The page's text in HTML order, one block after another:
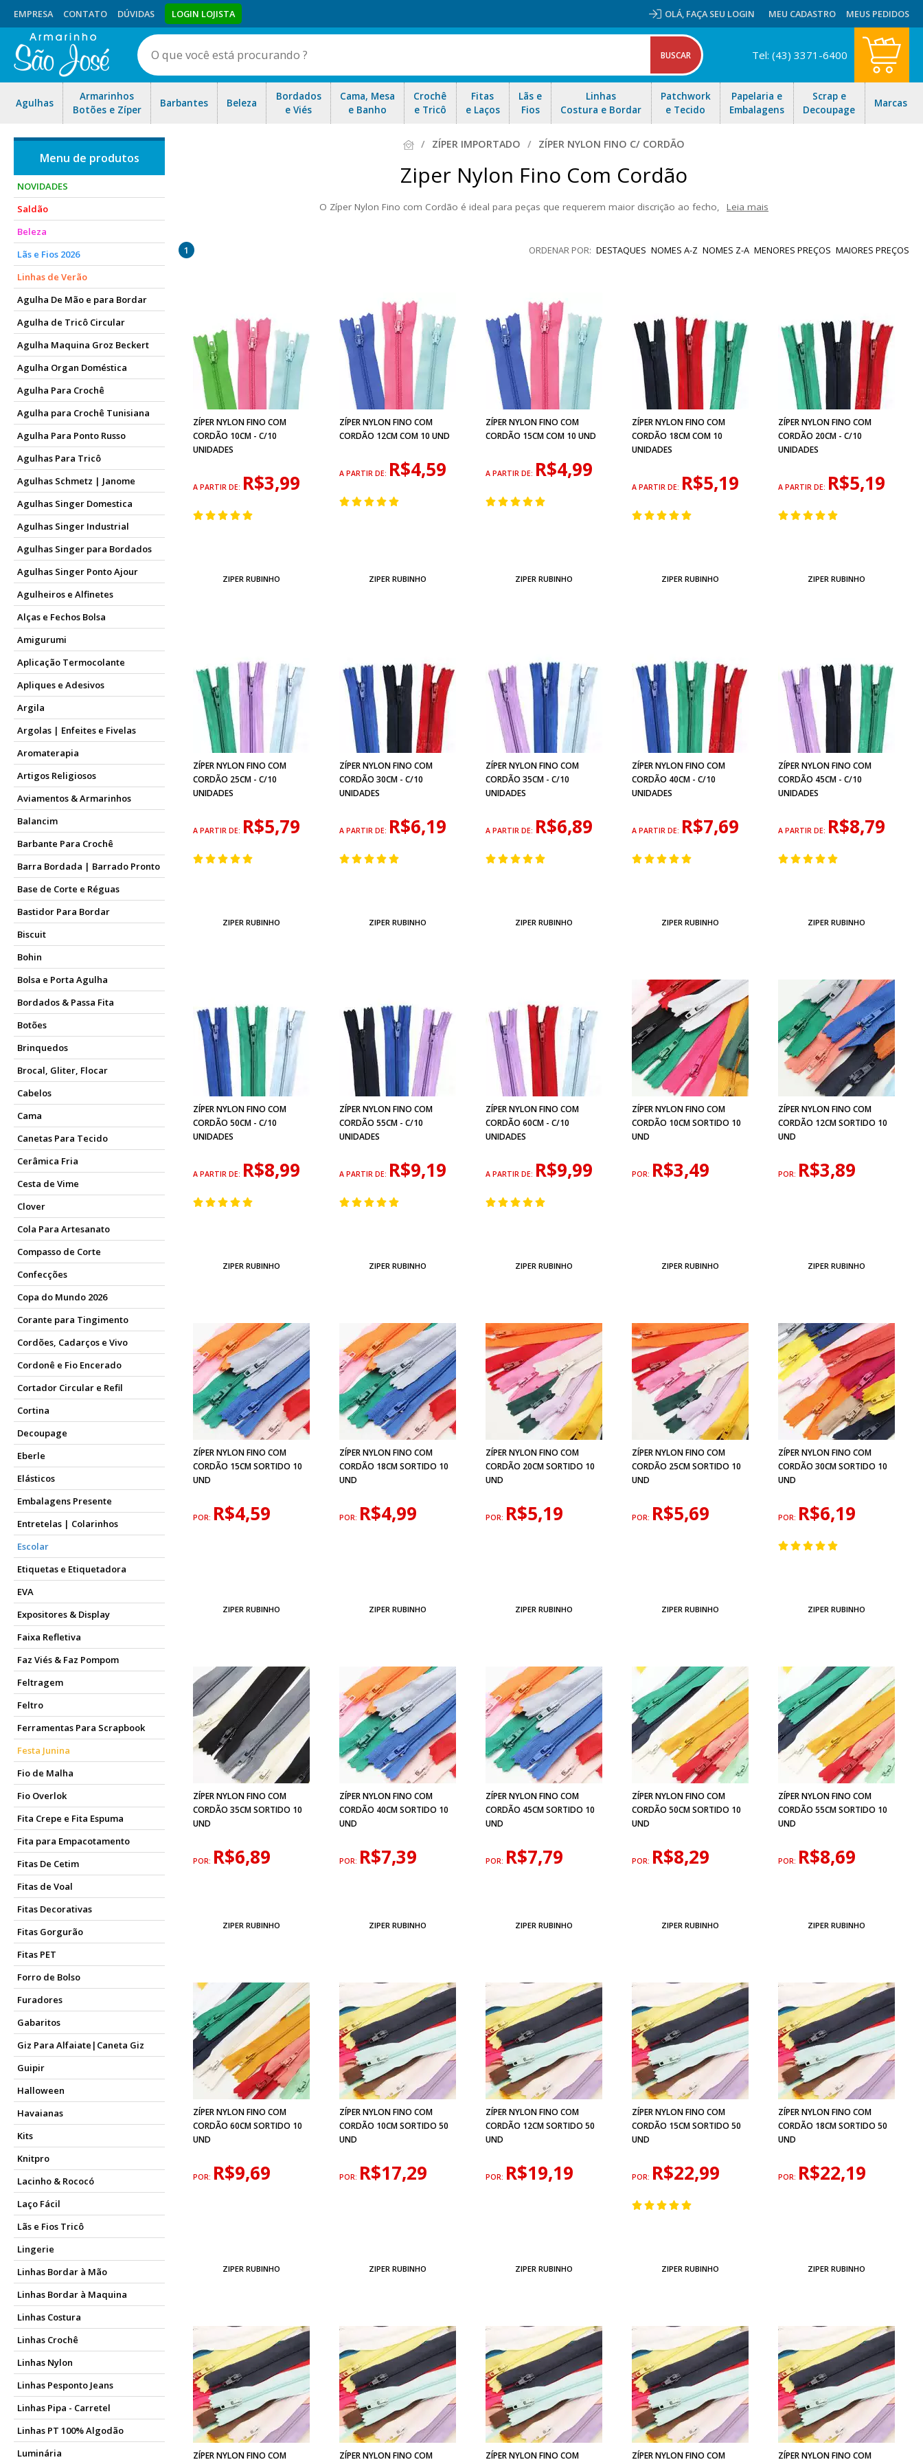
OLÁ, FAÇA SEU LOGIN
EMPRESA CONTATO DÚVIDAS LOGIN LOJISTA MEU CADASTRO MEUS PEDIDOS
Agulhas
Armarinhos
Botões e Zíper
Barbantes Beleza
Bordados
e Viés
Cama, Mesa
e Banho
Crochê
e Tricô
Fitas
e Laços
Lãs e
Fios
Linhas
Costura e Bordar
Patchwork
e Tecido
Papelaria e
Embalagens
Scrap e
Decoupage
Marcas
Tel: (43) 3371-6400
NOVIDADES
Saldão
Beleza
Lãs e Fios 2026
Linhas de Verão
Agulha De Mão e para Bordar
Agulha de Tricô Circular
Agulha Maquina Groz Beckert
Agulha Organ Doméstica
Agulha Para Crochê
Agulha para Crochê Tunisiana
Agulha Para Ponto Russo
Agulhas Para Tricô
Agulhas Schmetz | Janome
Agulhas Singer Domestica
Agulhas Singer Industrial
Agulhas Singer para Bordados
Agulhas Singer Ponto Ajour
Agulheiros e Alfinetes
Alças e Fechos Bolsa
Amigurumi
Aplicação Termocolante
Apliques e Adesivos
Argila
Argolas | Enfeites e Fivelas
Aromaterapia
Artigos Religiosos
Aviamentos & Armarinhos
Balancim
Barbante Para Crochê
Barra Bordada | Barrado Pronto
Base de Corte e Réguas
Bastidor Para Bordar
Biscuit
Bohin
Bolsa e Porta Agulha
Bordados & Passa Fita
Botões
Brinquedos
Brocal, Gliter, Flocar
Cabelos
Cama
Canetas Para Tecido
Cerâmica Fria
Cesta de Vime
Clover
Cola Para Artesanato
Compasso de Corte
Confecções
Copa do Mundo 2026
Corante para Tingimento
Cordões, Cadarços e Vivo
Cordonê e Fio Encerado
Cortador Circular e Refil
Cortina
Decoupage
Eberle
Elásticos
Embalagens Presente
Entretelas | Colarinhos
Escolar
Etiquetas e Etiquetadora
EVA
Expositores & Display
Faixa Refletiva
Faz Viés & Faz Pompom
Feltragem
Feltro
Ferramentas Para Scrapbook
Festa Junina
Fio de Malha
Fio Overlok
Fita Crepe e Fita Espuma
Fita para Empacotamento
Fitas De Cetim
Fitas de Voal
Fitas Decorativas
Fitas Gorgurão
Fitas PET
Forro de Bolso
Furadores
Gabaritos
Giz Para Alfaiate|Caneta Giz
Guipir
Halloween
Havaianas
Kits
Knitpro
Lacinho & Rococó
Laço Fácil
Lãs e Fios Tricô
Lingerie
Linhas Bordar à Mão
Linhas Bordar à Maquina
Linhas Costura
Linhas Crochê
Linhas Nylon
Linhas Pesponto Jeans
Linhas Pipa - Carretel
Linhas PT 100% Algodão
Luminária
ZÍPER IMPORTADO ZÍPER NYLON FINO C/ CORDÃO
Ziper Nylon Fino Com Cordão
O Zíper Nylon Fino com Cordão é ideal para peças que requerem maior discrição ao fecho,
Leia mais
para todo Brasil!
DESTAQUES NOMES A-Z NOMES Z-A MENORES PREÇOS MAIORES PREÇOS
1
ZÍPER NYLON FINO COM
CORDÃO 10CM - C/10
UNIDADES
A PARTIR DE: R$3,99
ZIPER RUBINHO
ZÍPER NYLON FINO COM
CORDÃO 12CM COM 10 UND
A PARTIR DE: R$4,59
ZIPER RUBINHO
ZÍPER NYLON FINO COM
CORDÃO 15CM COM 10 UND
A PARTIR DE: R$4,99
ZIPER RUBINHO
ZÍPER NYLON FINO COM
CORDÃO 18CM COM 10
UNIDADES
A PARTIR DE: R$5,19
ZIPER RUBINHO
ZÍPER NYLON FINO COM
CORDÃO 20CM - C/10
UNIDADES
A PARTIR DE: R$5,19
ZIPER RUBINHO
ZÍPER NYLON FINO COM
CORDÃO 25CM - C/10
UNIDADES
A PARTIR DE: R$5,79
ZIPER RUBINHO
ZÍPER NYLON FINO COM
CORDÃO 30CM - C/10
UNIDADES
A PARTIR DE: R$6,19
ZIPER RUBINHO
ZÍPER NYLON FINO COM
CORDÃO 35CM - C/10
UNIDADES
A PARTIR DE: R$6,89
ZIPER RUBINHO
ZÍPER NYLON FINO COM
CORDÃO 40CM - C/10
UNIDADES
A PARTIR DE: R$7,69
ZIPER RUBINHO
ZÍPER NYLON FINO COM
CORDÃO 45CM - C/10
UNIDADES
A PARTIR DE: R$8,79
ZIPER RUBINHO
ZÍPER NYLON FINO COM
CORDÃO 50CM - C/10
UNIDADES
A PARTIR DE: R$8,99
ZIPER RUBINHO
ZÍPER NYLON FINO COM
CORDÃO 55CM - C/10
UNIDADES
A PARTIR DE: R$9,19
ZIPER RUBINHO
ZÍPER NYLON FINO COM
CORDÃO 60CM - C/10
UNIDADES
A PARTIR DE: R$9,99
ZIPER RUBINHO
ZÍPER NYLON FINO COM
CORDÃO 10CM SORTIDO 10
UND
POR: R$3,49
ZIPER RUBINHO
ZÍPER NYLON FINO COM
CORDÃO 12CM SORTIDO 10
UND
POR: R$3,89
ZIPER RUBINHO
ZÍPER NYLON FINO COM
CORDÃO 15CM SORTIDO 10
UND
POR: R$4,59
ZIPER RUBINHO
ZÍPER NYLON FINO COM
CORDÃO 18CM SORTIDO 10
UND
POR: R$4,99
ZIPER RUBINHO
ZÍPER NYLON FINO COM
CORDÃO 20CM SORTIDO 10
UND
POR: R$5,19
ZIPER RUBINHO
ZÍPER NYLON FINO COM
CORDÃO 25CM SORTIDO 10
UND
POR: R$5,69
ZIPER RUBINHO
ZÍPER NYLON FINO COM
CORDÃO 30CM SORTIDO 10
UND
POR: R$6,19
ZIPER RUBINHO
ZÍPER NYLON FINO COM
CORDÃO 35CM SORTIDO 10
UND
POR: R$6,89
ZIPER RUBINHO
ZÍPER NYLON FINO COM
CORDÃO 40CM SORTIDO 10
UND
POR: R$7,39
ZIPER RUBINHO
ZÍPER NYLON FINO COM
CORDÃO 45CM SORTIDO 10
UND
POR: R$7,79
ZIPER RUBINHO
ZÍPER NYLON FINO COM
CORDÃO 50CM SORTIDO 10
UND
POR: R$8,29
ZIPER RUBINHO
ZÍPER NYLON FINO COM
CORDÃO 55CM SORTIDO 10
UND
POR: R$8,69
ZIPER RUBINHO
ZÍPER NYLON FINO COM
CORDÃO 60CM SORTIDO 10
UND
POR: R$9,69
ZIPER RUBINHO
ZÍPER NYLON FINO COM
CORDÃO 10CM SORTIDO 50
UND
POR: R$17,29
ZIPER RUBINHO
ZÍPER NYLON FINO COM
CORDÃO 12CM SORTIDO 50
UND
POR: R$19,19
ZIPER RUBINHO
ZÍPER NYLON FINO COM
CORDÃO 15CM SORTIDO 50
UND
POR: R$22,99
ZIPER RUBINHO
ZÍPER NYLON FINO COM
CORDÃO 18CM SORTIDO 50
UND
POR: R$22,19
ZIPER RUBINHO
ZÍPER NYLON FINO COM ZÍPER NYLON FINO COM ZÍPER NYLON FINO COM ZÍPER NYLON FINO COM ZÍPER NYLON FINO COM